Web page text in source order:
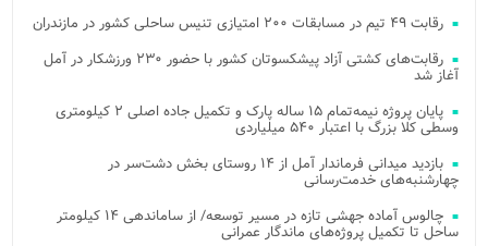
رقابت ۴۹ تیم در مسابقات ۲۰۰ امتیازی تنیس ساحلی کشور در مازندران
رقابت‌های کشتی آزاد پیشکسوتان کشور با حضور ۲۳۰ ورزشکار در آمل
آغاز شد
پایان پروژه نیمه‌تمام ۱۵ ساله پارک و تکمیل جاده اصلی ۲ کیلومتری
وسطی کلا بزرگ با اعتبار ۵۴۰ میلیاردی
بازدید میدانی فرماندار آمل از ۱۴ روستای بخش دشت‌سر در
چهارشنبه‌های خدمت‌رسانی
چالوس آماده جهشی تازه در مسیر توسعه/ از ساماندهی ۱۴ کیلومتر
ساحل تا تکمیل پروژه‌های ماندگار عمرانی